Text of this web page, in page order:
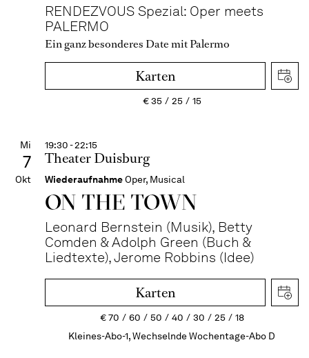
RENDEZVOUS Spezial: Oper meets
PALERMO
Ein ganz besonderes Date mit Palermo
Karten
€35 25 15
Mi
7
Okt
19:30 - 22:15
Theater Duisburg
WiederaufnahmeOper, Musical
ON THE TOWN
Leonard Bernstein (Musik), Betty
Comden & Adolph Green (Buch &
Liedtexte), Jerome Robbins (Idee)
Karten
€70 60 50 40 30 25
18
Kleines-Abo-1, Wechselnde Wochentage-Abo D